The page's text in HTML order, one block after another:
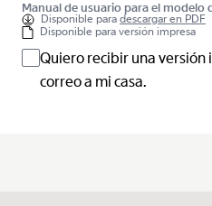
Manual de usuario para el modelo
Disponible paradescargar en PDF
Disponible para versión impresa
Quiero recibir una
correo a mi casa.